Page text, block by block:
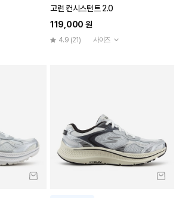
고런 컨시스턴트 2.0
119,000 원
4.9 (21) 사이즈